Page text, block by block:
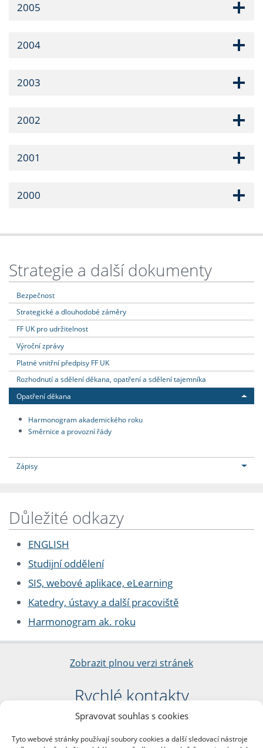
Spravovat souhlas s cookies
Tyto webové stránky používají soubory cookies a další sledovací nástroje
2005
2004
2003
2002
2001
2000
Strategie a další dokumenty
Bezpečnost
Strategické a dlouhodobé záměry
FF UK pro udržitelnost
Výroční zprávy
Platné vnitřní předpisy FF UK
Rozhodnutí a sdělení děkana, opatření a sdělení tajemníka
Opatření děkana
Harmonogram akademického roku
Směrnice a provozní řády
Zápisy
Důležité odkazy
ENGLISH
Studijní oddělení
SIS, webové aplikace, eLearning
Katedry, ústavy a další pracoviště
Harmonogram ak. roku
Zobrazit plnou verzi stránek
Rychlé kontakty
Filozofická fakulta
nám. Jana Palacha 1/2